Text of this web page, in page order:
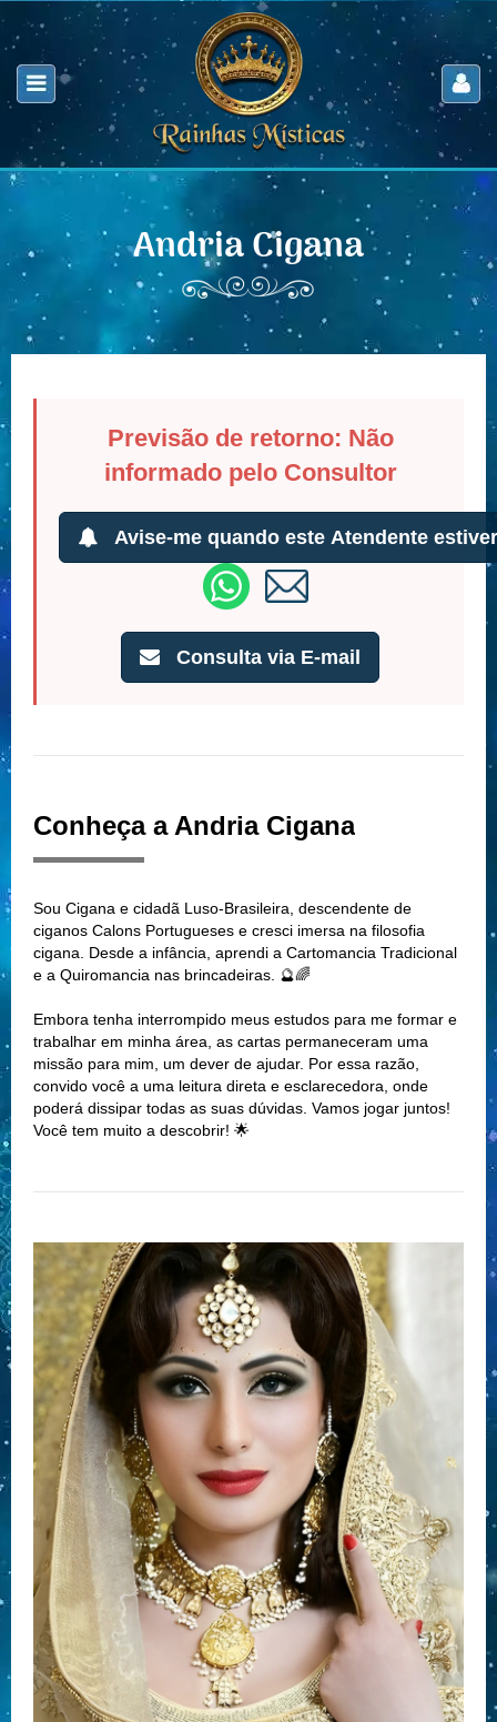
Andria Cigana
Previsão de retorno: Não
informado pelo Consultor
Avise-me quando este Atendente
Consulta via E-mail
Conheça a Andria Cigana
Sou Cigana e cidadã Luso-Brasileira, descendente de
ciganos Calons Portugueses e cresci imersa na filosofia
cigana. Desde a infância, aprendi a Cartomancia Tradicional
e a Quiromancia nas brincadeiras. 🔮🌈
Embora tenha interrompido meus estudos para me formar e
trabalhar em minha área, as cartas permaneceram uma
missão para mim, um dever de ajudar. Por essa razão,
convido você a uma leitura direta e esclarecedora, onde
poderá dissipar todas as suas dúvidas. Vamos jogar juntos!
Você tem muito a descobrir! 🌟